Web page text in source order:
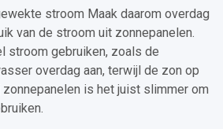
stroom Maak daarom overdag
van de stroom uit zonnepanelen.
stroom gebruiken, zoals de
overdag aan, terwijl de zon op
is het juist slimmer om